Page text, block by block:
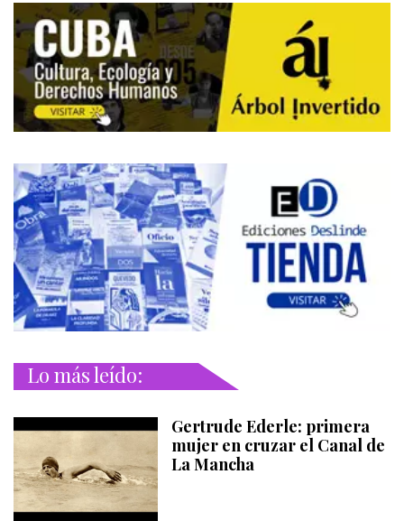
Lo más leído:
Gertrude Ederle: primera
mujer en cruzar el Canal de
La Mancha